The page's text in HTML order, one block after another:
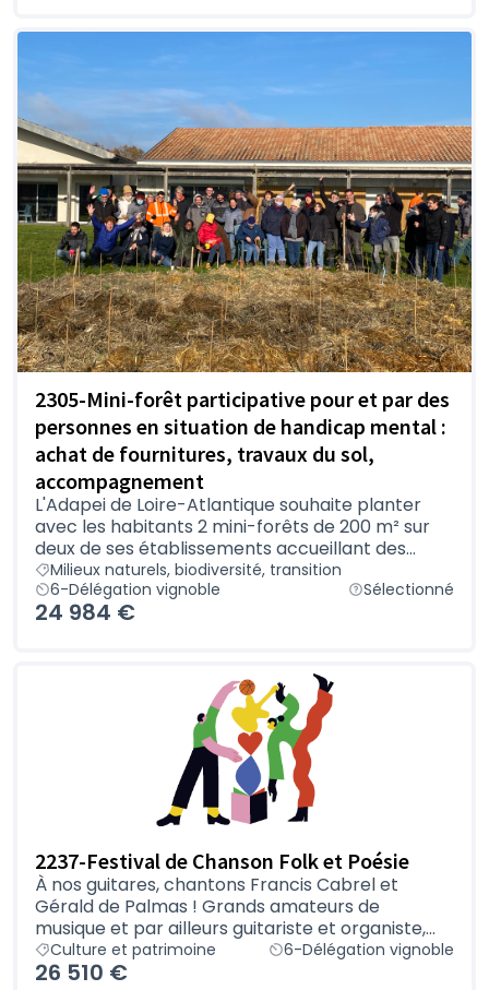
2305-Mini-forêt participative pour et par des
personnes en situation de handicap mental :
achat de fournitures, travaux du sol,
accompagnement
L'Adapei de Loire-Atlantique souhaite planter
avec les habitants 2 mini-forêts de 200 m² sur
deux de ses établissements accueillant des...
Milieux naturels, biodiversité, transition
6-Délégation vignoble
Sélectionné
24 984 €
2237-Festival de Chanson Folk et Poésie
À nos guitares, chantons Francis Cabrel et
Gérald de Palmas ! Grands amateurs de
musique et par ailleurs guitariste et organiste,...
Culture et patrimoine 6-Délégation vignoble
26 510 €